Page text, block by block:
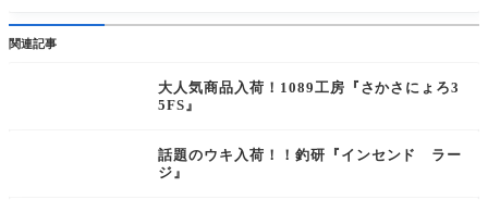
関連記事
大人気商品入荷！1089工房『さかさにょろ3
5FS』
話題のウキ入荷！！釣研『インセンド ラー
ジ』